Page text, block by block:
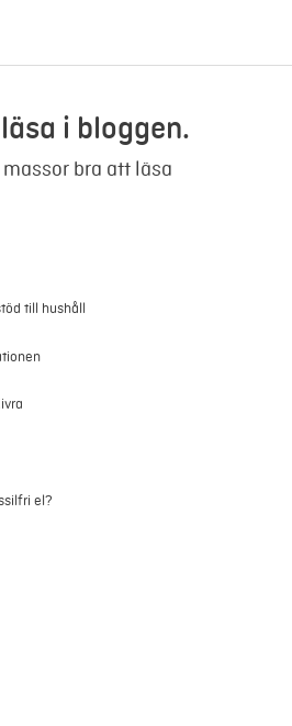
i bloggen.
bra att läsa
till hushåll
el?